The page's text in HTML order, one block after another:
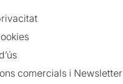
comercials i Newsletter